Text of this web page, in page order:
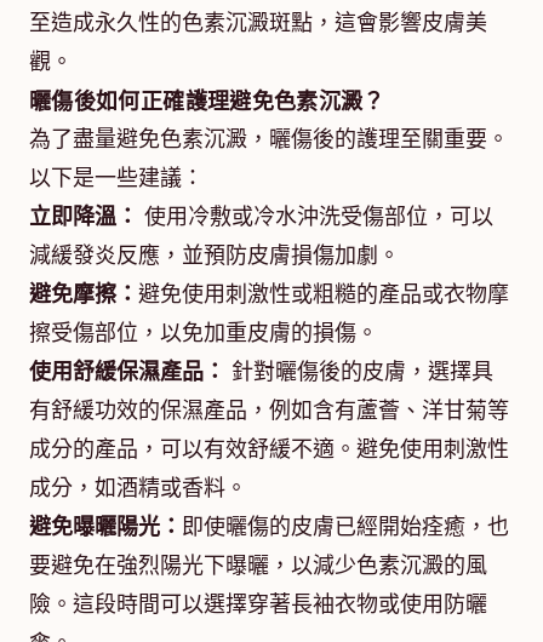
至造成永久性的色素沉澱斑點，這會影響皮膚美
觀。
曬傷後如何正確護理避免色素沉澱？
為了盡量避免色素沉澱，曬傷後的護理至關重要。
以下是一些建議：
立即降溫： 使用冷敷或冷水沖洗受傷部位，可以
減緩發炎反應，並預防皮膚損傷加劇。
避免摩擦： 避免使用刺激性或粗糙的產品或衣物摩
擦受傷部位，以免加重皮膚的損傷。
使用舒緩保濕產品： 針對曬傷後的皮膚，選擇具
有舒緩功效的保濕產品，例如含有蘆薈、洋甘菊等
成分的產品，可以有效舒緩不適。避免使用刺激性
成分，如酒精或香料。
避免曝曬陽光： 即使曬傷的皮膚已經開始痊癒，也
要避免在強烈陽光下曝曬，以減少色素沉澱的風
險。這段時間可以選擇穿著長袖衣物或使用防曬